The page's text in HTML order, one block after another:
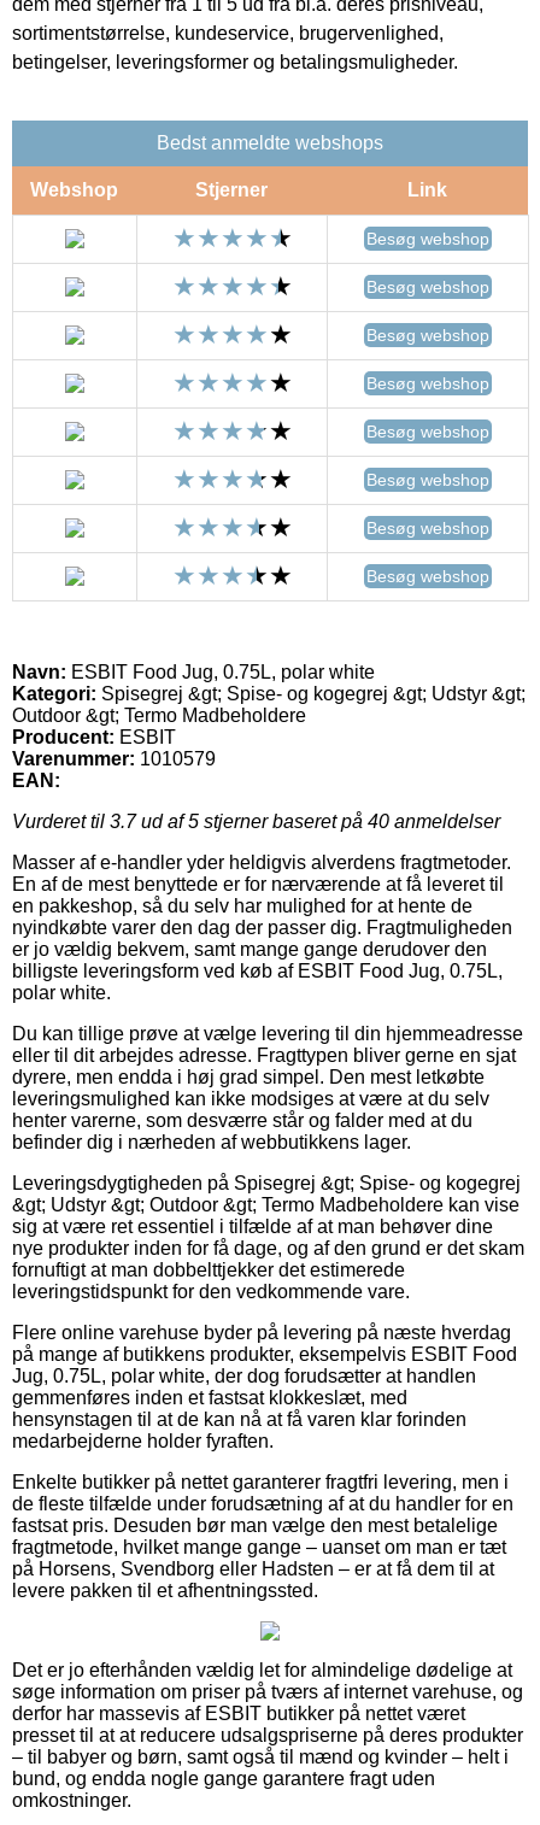
sortimentstørrelse, kundeservice, brugervenlighed,
betingelser, leveringsformer og betalingsmuligheder.
Bedst anmeldte webshops
Webshop Stjerner Link
Besøg webshop
Besøg webshop
Besøg webshop
Besøg webshop
Besøg webshop
Besøg webshop
Besøg webshop
Besøg webshop
Navn: ESBIT Food Jug, 0.75L, polar white
Kategori: Spisegrej &gt; Spise- og kogegrej &gt; Udstyr &gt;
Outdoor &gt; Termo Madbeholdere
Producent: ESBIT
Varenummer: 1010579
EAN:
Vurderet til 3.7ud af 5 stjerner baseret på 40 anmeldelser
Masser af e-handler yder heldigvis alverdens fragtmetoder.
En af de mest benyttede er for nærværende at få leveret til
en pakkeshop, så du selv har mulighed for at hente de
nyindkøbte varer den dag der passer dig. Fragtmuligheden
er jo vældig bekvem, samt mange gange derudover den
billigste leveringsform ved køb af ESBIT Food Jug, 0.75L,
polar white.
Du kan tillige prøve at vælge levering til din hjemmeadresse
eller til dit arbejdes adresse. Fragttypen bliver gerne en sjat
dyrere, men endda i høj grad simpel. Den mest letkøbte
leveringsmulighed kan ikke modsiges at være at du selv
henter varerne, som desværre står og falder med at du
befinder dig i nærheden af webbutikkens lager.
Leveringsdygtigheden på Spisegrej &gt; Spise- og kogegrej
&gt; Udstyr &gt; Outdoor &gt; Termo Madbeholdere kan vise
sig at være ret essentiel i tilfælde af at man behøver dine
nye produkter inden for få dage, og af den grund er det skam
fornuftigt at man dobbelttjekker det estimerede
leveringstidspunkt for den vedkommende vare.
Flere online varehuse byder på levering på næste hverdag
på mange af butikkens produkter, eksempelvis ESBIT Food
Jug, 0.75L, polar white, der dog forudsætter at handlen
gemmenføres inden et fastsat klokkeslæt, med
hensynstagen til at de kan nå at få varen klar forinden
medarbejderne holder fyraften.
Enkelte butikker på nettet garanterer fragtfri levering, men i
de fleste tilfælde under forudsætning af at du handler for en
fastsat pris. Desuden bør man vælge den mest betalelige
fragtmetode, hvilket mange gange – uanset om man er tæt
på Horsens, Svendborg eller Hadsten – er at få dem til at
levere pakken til et afhentningssted.
Det er jo efterhånden vældig let for almindelige dødelige at
søge information om priser på tværs af internet varehuse, og
derfor har massevis af ESBIT butikker på nettet været
presset til at at reducere udsalgspriserne på deres produkter
– til babyer og børn, samt også til mænd og kvinder – helt i
bund, og endda nogle gange garantere fragt uden
omkostninger.